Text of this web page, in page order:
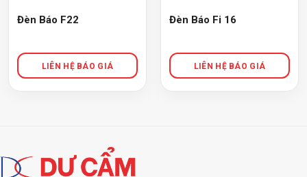
Đèn Báo F22 Đèn Báo Fi 16